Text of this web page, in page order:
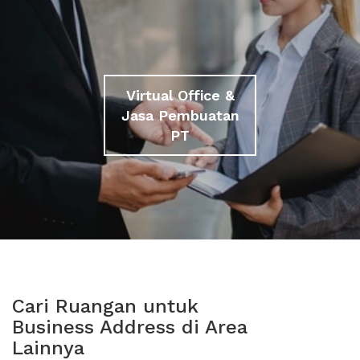
Virtual Office &
Jasa Pembuatan
PT
Cari Ruangan untuk
Business Address di Area
Lainnya